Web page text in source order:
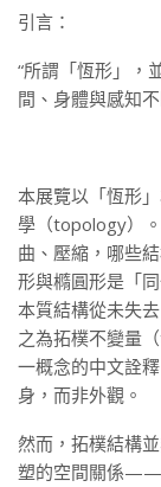
引言：
“所謂「恆形」，
間、身體與感知
本展覽以「恆形
學（topology）
曲、壓縮，哪些
形與橢圓形是「
本質結構從未失
之為拓樸不變量
一概念的中文詮
身，而非外觀。
然而，拓樸結構
塑的空間關係——